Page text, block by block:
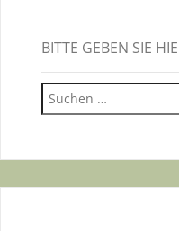
BITTE GEBEN SIE
Suchen
nach: